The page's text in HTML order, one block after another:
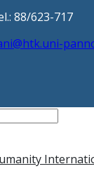
88/623-717